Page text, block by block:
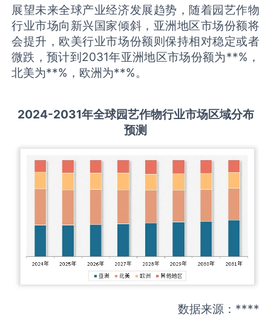
展望未来全球产业经济发展趋势，随着园艺作物
行业市场向新兴国家倾斜，亚洲地区市场份额将
会提升，欧美行业市场份额则保持相对稳定或者
微跌，预计到2031年亚洲地区市场份额为**%，
北美为**%，欧洲为**%。
2024-2031年全球园艺作物行业市场区域分布
预测
数据来源：****